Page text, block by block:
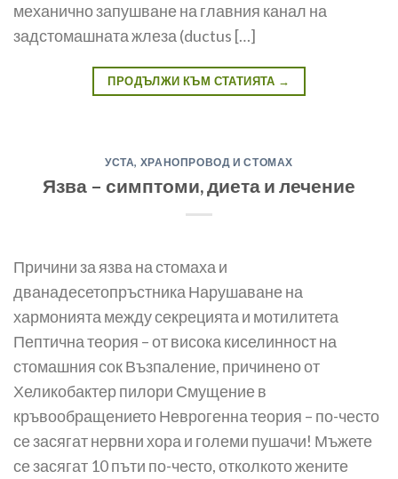
механично запушване на главния канал на
задстомашната жлеза (ductus […]
ПРОДЪЛЖИ КЪМ СТАТИЯТА →
УСТА, ХРАНОПРОВОД И СТОМАХ
Язва – симптоми, диета и лечение
Причини за язва на стомаха и
дванадесетопръстника Нарушаване на
хармонията между секрецията и мотилитета
Пептична теория – от висока киселинност на
стомашния сок Възпаление, причинено от
Хеликобактер пилори Смущение в
кръвообращението Неврогенна теория – по-често
се засягат нервни хора и големи пушачи! Мъжете
се засягат 10 пъти по-често, отколкото жените